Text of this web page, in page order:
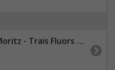
Trais Fluors Bergstation